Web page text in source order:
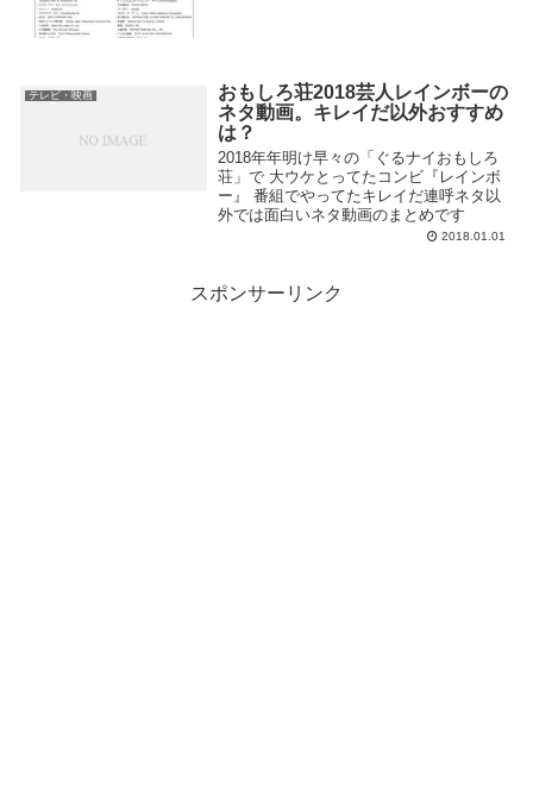
テレビ・映画
おもしろ荘2018芸人レインボーの
ネタ動画。キレイだ以外おすすめ
は？
2018年年明け早々の「ぐるナイおもしろ
荘」で 大ウケとってたコンビ『レインボ
ー』 番組でやってたキレイだ連呼ネタ以
外では面白いネタ動画のまとめです
2018.01.01
スポンサーリンク